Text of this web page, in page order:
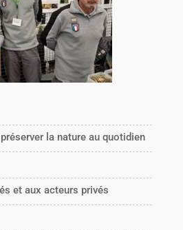
la nature au quotidien
et aux acteurs privés